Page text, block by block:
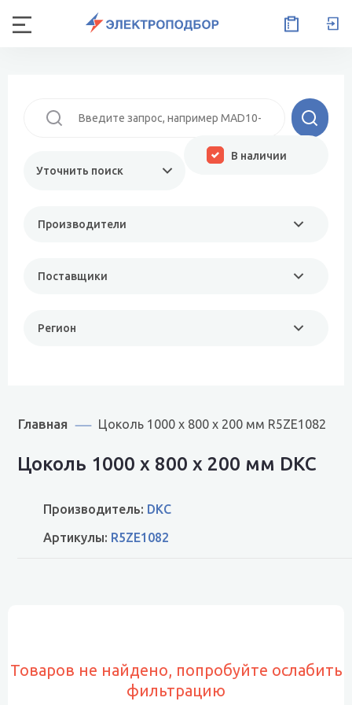
Уточнить поиск
Производители
Поставщики
Регион
В наличии
Главная Цоколь 1000 x 800 x 200 мм R5ZE1082
Цоколь 1000 x 800 x 200 мм DKC
Производитель: DKC
Артикулы: R5ZE1082
Товаров не найдено, попробуйте ослабить
фильтрацию